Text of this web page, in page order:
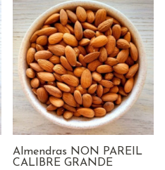
Almendras NON PAREIL
CALIBRE GRANDE